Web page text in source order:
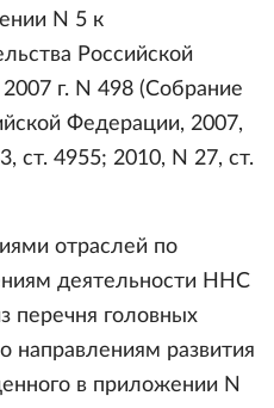
N 5 к
Российской
г. N 498 (Собрание
Федерации, 2007,
ст. 4955; 2010, N 27, ст.
отраслей по
деятельности ННС
перечня головных
направлениям развития
в приложении N